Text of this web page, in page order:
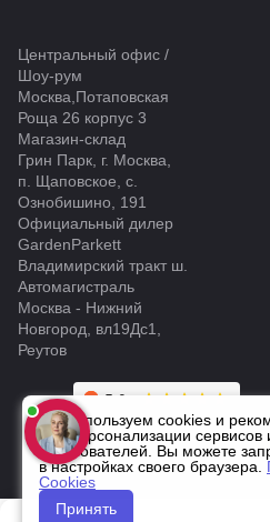
Центральный офис /
Шоу-рум
Москва,Потаповская
Роща 26 корпус 3
Магазин-склад
Грин Парк, г. Москва,
п. Щаповское, с.
Ознобишино, 191
Официальный дилер
GardenParkett
Владимирский тракт ш.
Автомагистраль
Москва - Нижний
Новгород, вл19Дс1,
Реутов
Мы используем cookies и
для персонализации сервисов
пользователей. Вы можете
в настройках своего браузера.
Cookies
Принять